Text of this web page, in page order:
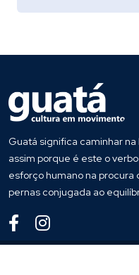
Guatá significa caminhar
assim porque é este o
esforço humano na
pernas conjugada ao